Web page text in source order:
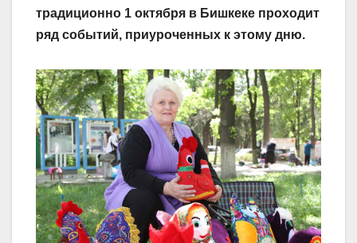
традиционно 1 октября в Бишкеке проходит
ряд событий, приуроченных к этому дню.